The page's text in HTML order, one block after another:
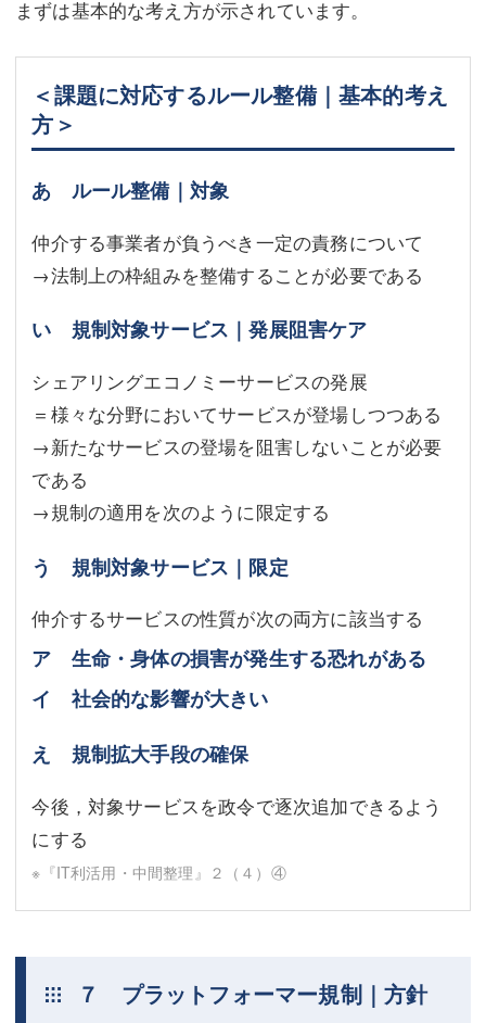
まずは基本的な考え方が示されています。
＜課題に対応するルール整備｜基本的考え
方＞
あ ルール整備｜対象
仲介する事業者が負うべき一定の責務について
→法制上の枠組みを整備することが必要である
い 規制対象サービス｜発展阻害ケア
シェアリングエコノミーサービスの発展
＝様々な分野においてサービスが登場しつつある
→新たなサービスの登場を阻害しないことが必要
である
→規制の適用を次のように限定する
う 規制対象サービス｜限定
仲介するサービスの性質が次の両方に該当する
ア 生命・身体の損害が発生する恐れがある
イ 社会的な影響が大きい
え 規制拡大手段の確保
今後，対象サービスを政令で逐次追加できるよう
にする
※『IT利活用・中間整理』２（４）④
７ プラットフォーマー規制｜方針